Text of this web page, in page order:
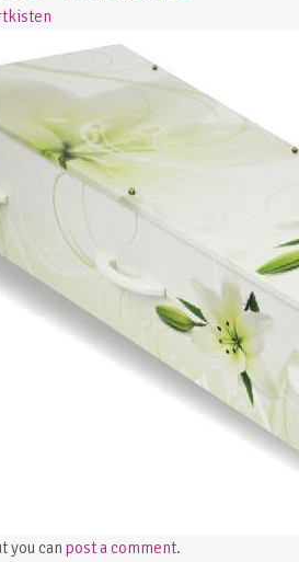
you can post a comment.